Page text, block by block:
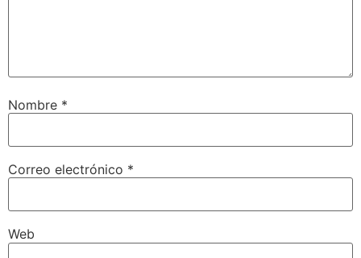
Nombre *
Correo electrónico *
Web